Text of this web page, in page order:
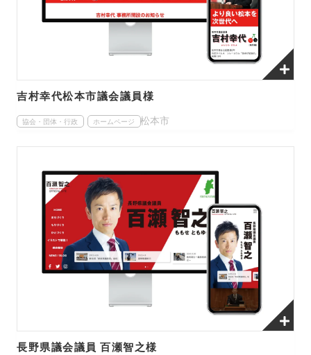
吉村幸代松本市議会議員様
協会・団体・行政 ホームページ 松本市
長野県議会議員 百瀬智之様